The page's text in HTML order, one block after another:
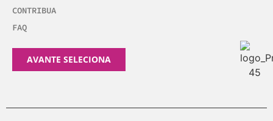
CONTRIBUA
FAQ
AVANTE SELECIONA